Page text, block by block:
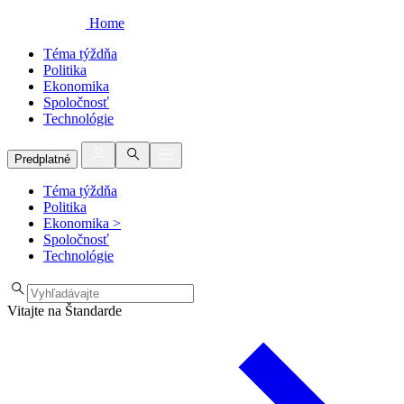
Home
Téma týždňa
Politika
Ekonomika
Spoločnosť
Technológie
Predplatné
Téma týždňa
Politika
Ekonomika >
Spoločnosť
Technológie
Vitajte na Štandarde